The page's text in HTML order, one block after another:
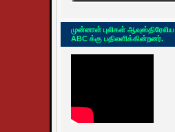
முன்னாள் புலிகள் ஆவுஸ்திரேலிய
ABC க்கு பதிலளிக்கின்றனர்.